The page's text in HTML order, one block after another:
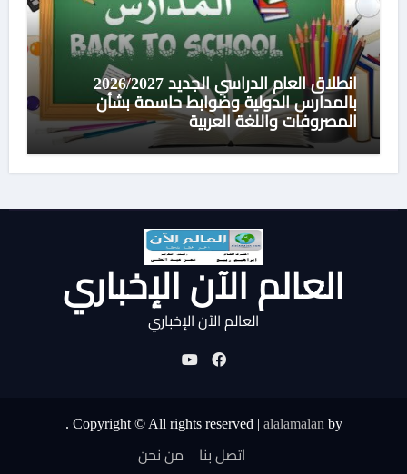
انطلاق العام الدراسي الجديد 2026/2027
بالمدارس الدولية وضوابط حاسمة بشأن
المصروفات واللغة العربية
العالم الآن الإخباري
العالم الآن الإخباري
Copyright © All rights reserved | alalamalan by
.
اتصل بنا من نحن